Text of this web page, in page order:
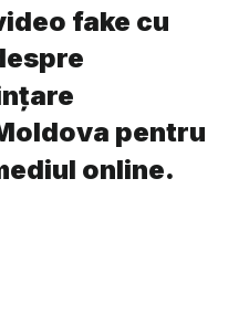
fake cu
pentru
online.